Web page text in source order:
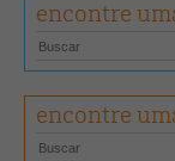
um controle rigoroso
industrialização
Com o intuito de
ainda, valorizar o
qualidade do produto
encontre
encontre